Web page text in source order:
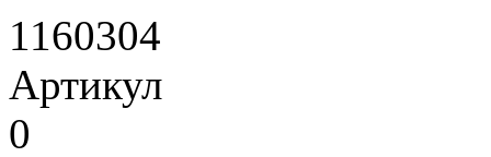
1160304
Артикул
0